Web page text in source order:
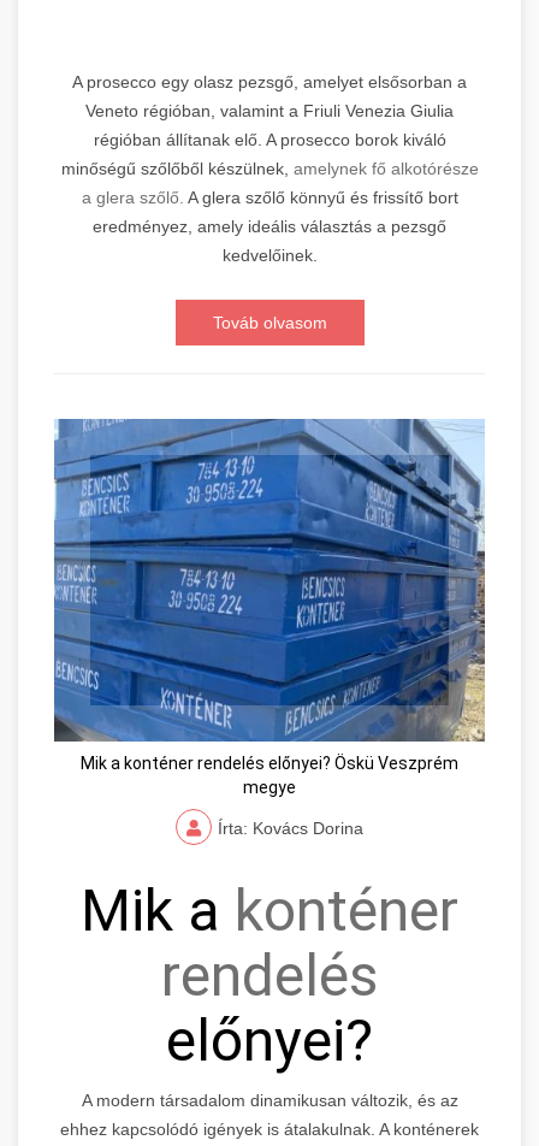
A prosecco egy olasz pezsgő, amelyet elsősorban a
Veneto régióban, valamint a Friuli Venezia Giulia
régióban állítanak elő. A prosecco borok kiváló
minőségű szőlőből készülnek, amelynek fő alkotórésze
a glera szőlő. A glera szőlő könnyű és frissítő bort
eredményez, amely ideális választás a pezsgő
kedvelőinek.
Továb olvasom
Mik a konténer rendelés előnyei? Öskü Veszprém
megye
Írta: Kovács Dorina
Mik a konténer
rendelés
előnyei?
A modern társadalom dinamikusan változik, és az
ehhez kapcsolódó igények is átalakulnak. A konténerek